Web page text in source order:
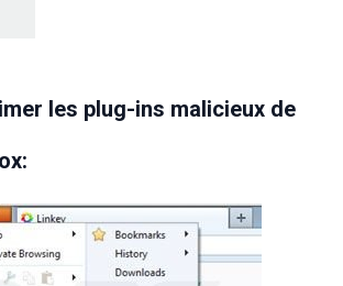
les plug-ins malicieux de